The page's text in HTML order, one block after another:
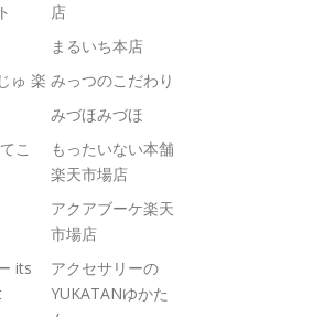
店
まるいち本店
ゅ 楽 みっつのこだわり
みづほみづほ
こ
もったいない本舗
楽天市場店
アクアブーケ楽天
市場店
its
アクセサリーの
YUKATANゆかた